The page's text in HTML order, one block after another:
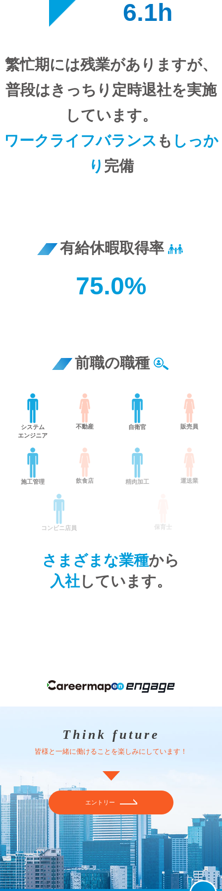
6.1h
繁忙期には残業がありますが、
普段はきっちり定時退社を実施
しています。
ワークライフバランス も しっか
り 完備
有給休暇取得率
75.0%
前職の職種
システム
エンジニア
不動産 自衛官 販売員
施工管理 飲食店 精肉加工 運送業
コンビニ店員 保育士
さまざまな業種から
入社 しています。
Think future
皆様と一緒に働けることを楽しみにしています！
エントリー